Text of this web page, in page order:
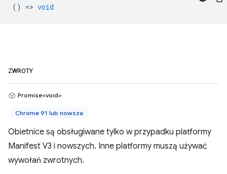
() => void
ZWROTY
Promise<void>
Chrome 91 lub nowsza
Obietnice są obsługiwane tylko w przypadku platformy
Manifest V3 i nowszych. Inne platformy muszą używać
wywołań zwrotnych.